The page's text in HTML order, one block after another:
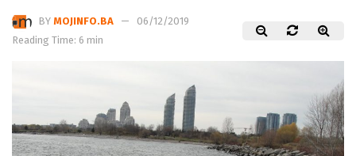
BY MOJINFO.BA
06/12/2019
Reading Time: 6 min